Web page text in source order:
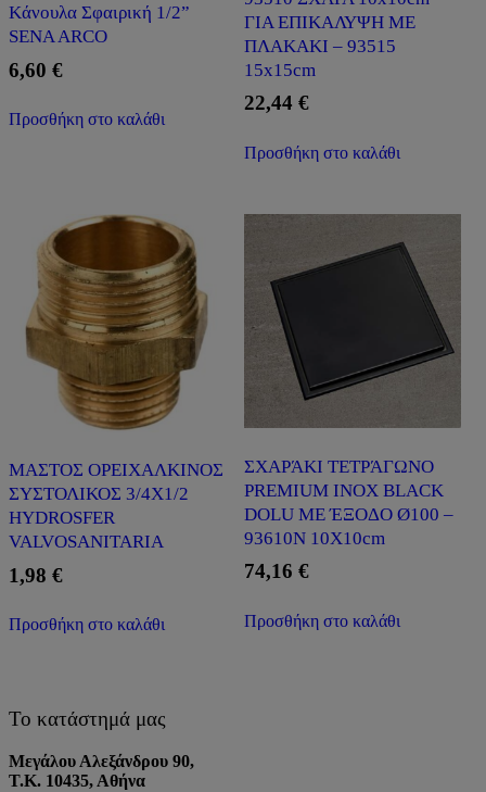
Kάνουλα Σφαιρική 1/2”
SENA ARCO
6,60 €
Προσθήκη στο καλάθι
ΓΙΑ ΕΠΙΚΑΛΥΨΗ ΜΕ
ΠΛΑΚΑΚΙ – 93515
15x15cm
22,44 €
Προσθήκη στο καλάθι
ΜΑΣΤΟΣ ΟΡΕΙΧΑΛΚΙΝΟΣ
ΣΥΣΤΟΛΙΚΟΣ 3/4Χ1/2
HYDROSFER
VALVOSANITARIA
1,98 €
Προσθήκη στο καλάθι
ΣΧΑΡΆΚΙ ΤΕΤΡΆΓΩΝΟ
PREMIUM INOX BLACK
DOLU ΜΕ ΈΞΟΔΟ Ø100 –
93610Ν 10X10cm
74,16 €
Προσθήκη στο καλάθι
Το κατάστημά μας
Μεγάλου Αλεξάνδρου 90,
Τ.Κ. 10435, Αθήνα